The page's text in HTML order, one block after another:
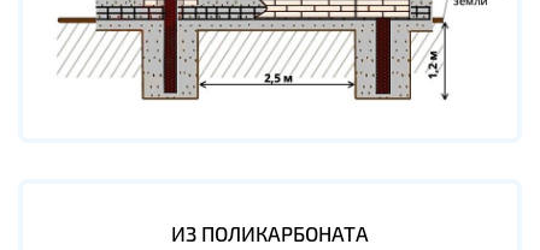
ИЗ ПОЛИКАРБОНАТА